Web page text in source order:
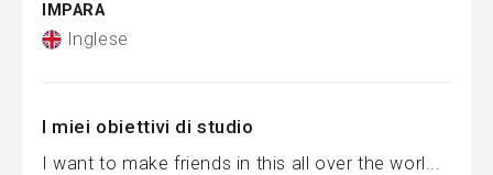
IMPARA
Inglese
I miei obiettivi di studio
I want to make friends in this all over the worl...